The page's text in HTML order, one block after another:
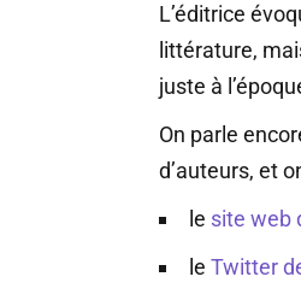
L’éditrice
littérature,
juste à
On parle
d’auteurs, et
le site web
le Twitter